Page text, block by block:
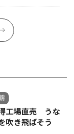
工場直売 うな
吹き飛ばそう